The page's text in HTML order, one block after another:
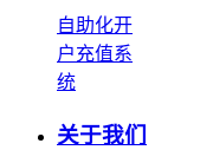
自助化开
户充值系
统
关于我们